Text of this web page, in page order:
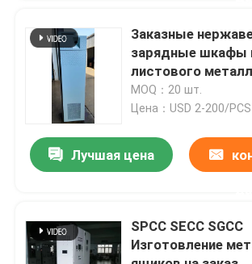
Заказные
зарядные шкафы
листового
изготовления
MOQ：20 шт.
Цена：USD 2-200/PCS
Лучшая цена
SPCC SECC SGCC
Изготовление